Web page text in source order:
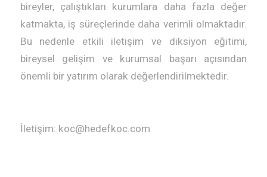
bireyler, çalıştıkları kurumlara daha fazla değer
katmakta, iş süreçlerinde daha verimli olmaktadır.
Bu nedenle etkili iletişim ve diksiyon eğitimi,
bireysel gelişim ve kurumsal başarı açısından
önemli bir yatırım olarak değerlendirilmektedir.
İletişim: koc@hedefkoc.com